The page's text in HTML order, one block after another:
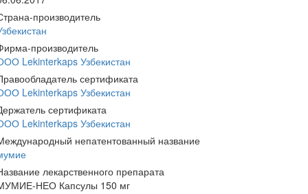
производитель
производитель
Lekinterkaps Узбекистан
сертификата
Lekinterkaps Узбекистан
сертификата
Lekinterkaps Узбекистан
непатентованный название
лекарственного препарата
НЕО Капсулы 150 мг